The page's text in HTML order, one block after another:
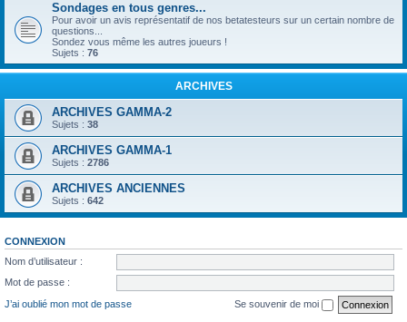
Sondages en tous genres...
Pour avoir un avis représentatif de nos betatesteurs sur un certain nombre de
questions...
Sondez vous même les autres joueurs !
Sujets : 76
ARCHIVES
ARCHIVES GAMMA-2
Sujets : 38
ARCHIVES GAMMA-1
Sujets : 2786
ARCHIVES ANCIENNES
Sujets : 642
CONNEXION
Nom d’utilisateur :
Mot de passe :
J’ai oublié mon mot de passe
Se souvenir de moi